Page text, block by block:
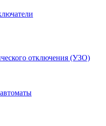
отключения (УЗО)